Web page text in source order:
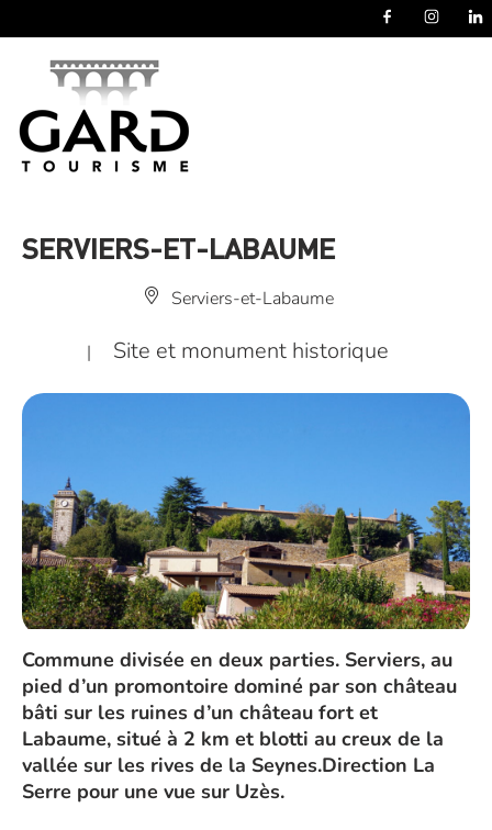
SERVIERS-ET-LABAUME
Serviers-et-Labaume
| Site et monument historique
Commune divisée en deux parties. Serviers, au
pied d’un promontoire dominé par son château
bâti sur les ruines d’un château fort et
Labaume, situé à 2 km et blotti au creux de la
vallée sur les rives de la Seynes.Direction La
Serre pour une vue sur Uzès.